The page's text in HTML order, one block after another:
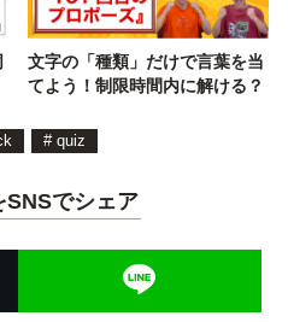
文字の「種類」だけで言葉を当
てよう！制限時間内に解ける？
# quiz
SNSでシェア